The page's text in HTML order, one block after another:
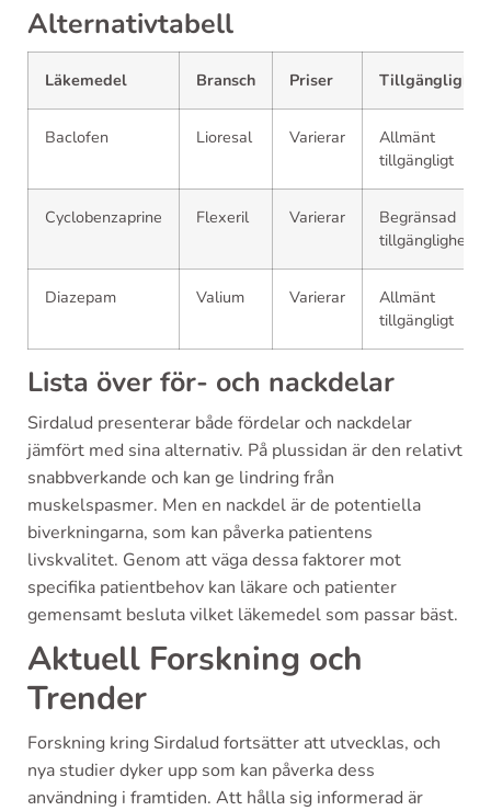
Alternativtabell
Läkemedel Bransch Priser Tillgänglighet
Baclofen Lioresal Varierar
Allmänt
tillgängligt
Cyclobenzaprine Flexeril Varierar
Begränsad
tillgänglighet
Diazepam Valium Varierar
Allmänt
tillgängligt
Lista över för- och nackdelar
Sirdalud presenterar både fördelar och nackdelar
jämfört med sina alternativ. På plussidan är den relativt
snabbverkande och kan ge lindring från
muskelspasmer. Men en nackdel är de potentiella
biverkningarna, som kan påverka patientens
livskvalitet. Genom att väga dessa faktorer mot
specifika patientbehov kan läkare och patienter
gemensamt besluta vilket läkemedel som passar bäst.
Aktuell Forskning och
Trender
Forskning kring Sirdalud fortsätter att utvecklas, och
nya studier dyker upp som kan påverka dess
användning i framtiden. Att hålla sig informerad är